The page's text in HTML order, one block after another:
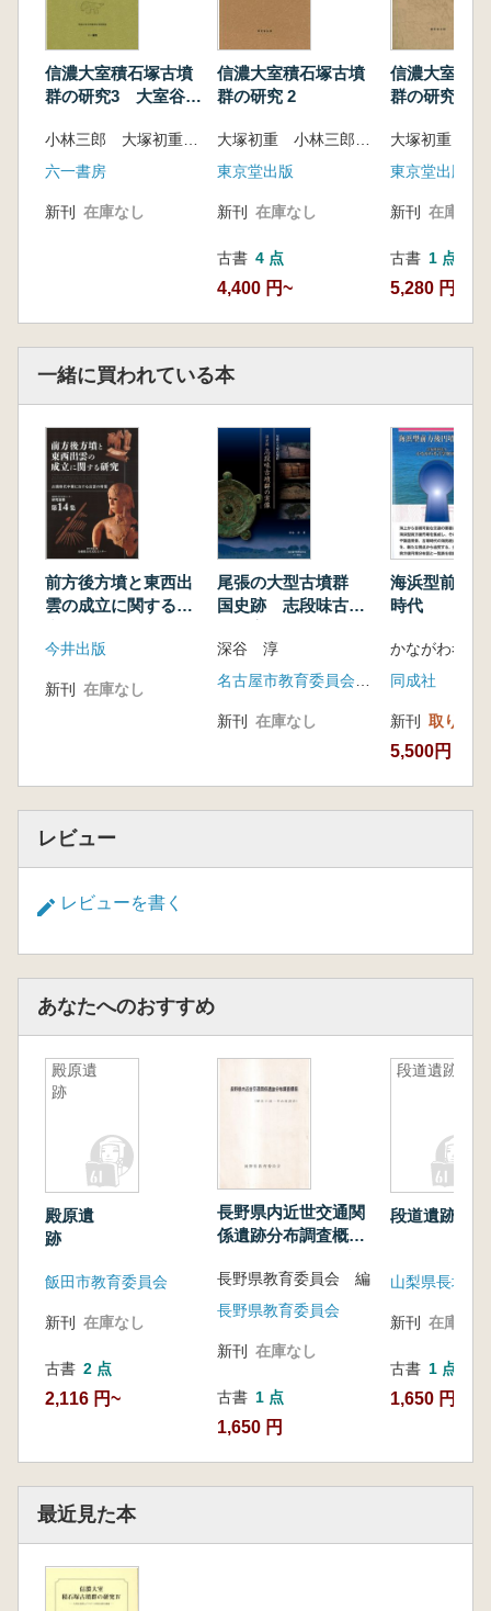
一書房2010)、『信濃大室積石塚古墳群の研
究』I～IIIなど
<編者略歴>
佐々木憲一
ド大学人類学研究科大学院博士課程修了、
Ph.D.(学術博士)。現在、明治大学文学部教授。
閣2011)、『関東の後期古墳群』(編著、六一書
房2007)、『茨城県霞ケ浦北岸地域における古
墳時代在地首長層の政治的諸関係理解のための
基礎研究』(共編著、明治大学文学部考古学研
究室2005)、『雪野山古墳―未盗掘石室の発
見』(新泉社2004)
河野正訓
1981年山口県生まれ。京都大学文学研究科
博士後期課程修了、京都大学博士(文学)。現
在、東京国立博物館学芸研究部調査研究課考古
室アソシエイトフェロー、明治大学兼任講師。
主要著作:『古墳時代の農具研究』(単著、雄山
閣2014)、『龍子三ツ塚古墳群の研究』(共編
著、大手前大学史学研究所2010)、『立明寺地
区遺跡B地点』(共編著、島田組2009)
高橋 透
1985年千葉県生まれ、明治大学大学院博士
所技師。主要著作:『宮城県多賀城跡調査研究
所年報2012』(共編著、宮城県多賀城跡調査研
究所2013)、『宮城県多賀城跡調査研究所年報
新井 悟
1969年東京生まれ。明治大学大学院博士後
ュージアム学芸員。主要著作:「鼉龍鏡の編年
1995)、「茨城県玉里村舟塚古墳の再測量報
告」『駿台史学』109号(駿台史学会2000)、
「鏡」『古墳の見方』(ニューサイエンス社
2014)
【目次】
<報告篇>
経緯
はじめに
第1節 研究の背景
第2節 大室古墳群をめぐる歴史的環境
第3節 ムジナゴーロ単位支群の調査の経
緯
第4節 本書刊行の経緯
第2章 第200号墳
第1節 立地・調査概要
第2節 墳丘・外部施設
第3節 埋葬施設
第4節 遺物出土状況
1 石室内遺物出土状況
2 墳丘外表遺物出土状況
第5節 遺 物
2 金属製品
3 玉 類
信濃大室積石塚古墳
群の研究3 大室谷支
位支群第168号墳の
調査
小林三郎 大塚初重 石川日出志 佐々木憲一 草野潤平 編
六一書房
新刊 在庫なし
信濃大室積石塚古墳
群の研究 2
東京堂出版
新刊 在庫なし
古書 4 点
4,400 円~
信濃大室積
群の研究 1
の調査
東京堂出版
新刊 在庫なし
古書 1 点
5,280 円
一緒に買われている本
前方後方墳と東西出
雲の成立に関する研
おける出雲の特質
今井出版
新刊 在庫なし
尾張の大型古墳群
国史跡 志段味古墳
深谷 淳
新刊 在庫なし
海浜型前方
時代
同成社
新刊 取り寄せ
5,500円
レビュー
レビューを書く
あなたへのおすすめ
殿原遺
跡
殿原遺
跡
飯田市教育委員会
新刊 在庫なし
古書 2 点
2,116 円~
長野県内近世交通関
係遺跡分布調査概報
査
長野県教育委員会 編
長野県教育委員会
新刊 在庫なし
古書 1 点
1,650 円
段道遺跡
段道遺跡
新刊 在庫なし
古書 1 点
1,650 円
最近見た本